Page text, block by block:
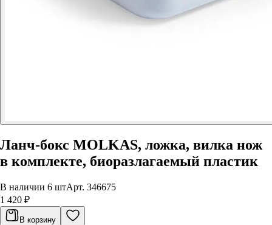
Ланч-бокс MOLKAS, ложка, вилка нож
в комплекте, биоразлагаемый пластик
В наличии 6 штАрт. 346675
1 420 ₽
В корзину